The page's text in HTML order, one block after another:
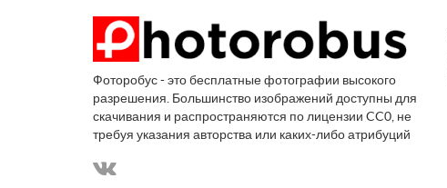
Фоторобус - это бесплатные фотографии высокого
разрешения. Большинство изображений доступны для
скачивания и распространяются по лицензии CC0, не
требуя указания авторства или каких-либо атрибуций